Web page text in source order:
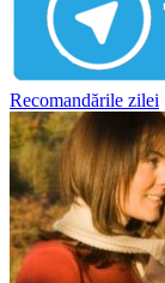
Recomandările zilei